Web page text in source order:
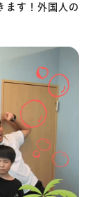
ます！外国人の